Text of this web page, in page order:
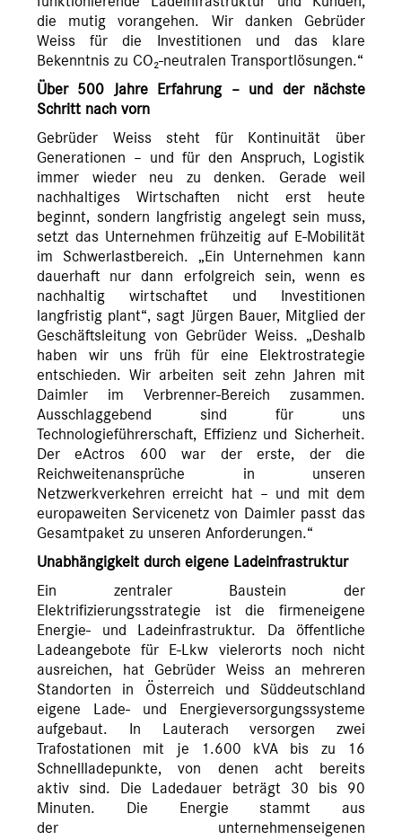
die mutig vorangehen. Wir danken Gebrüder
Weiss für die Investitionen und das klare
Bekenntnis zu CO₂-neutralen Transportlösungen.“
Über 500 Jahre Erfahrung – und der nächste
Schritt nach vorn
Gebrüder Weiss steht für Kontinuität über
Generationen – und für den Anspruch, Logistik
immer wieder neu zu denken. Gerade weil
nachhaltiges Wirtschaften nicht erst heute
beginnt, sondern langfristig angelegt sein muss,
setzt das Unternehmen frühzeitig auf E-Mobilität
im Schwerlastbereich. „Ein Unternehmen kann
dauerhaft nur dann erfolgreich sein, wenn es
nachhaltig wirtschaftet und Investitionen
langfristig plant“, sagt Jürgen Bauer, Mitglied der
Geschäftsleitung von Gebrüder Weiss. „Deshalb
haben wir uns früh für eine Elektrostrategie
entschieden. Wir arbeiten seit zehn Jahren mit
Daimler im Verbrenner-Bereich zusammen.
Ausschlaggebend sind für uns
Technologieführerschaft, Effizienz und Sicherheit.
Der eActros 600 war der erste, der die
Reichweitenansprüche in unseren
Netzwerkverkehren erreicht hat – und mit dem
europaweiten Servicenetz von Daimler passt das
Gesamtpaket zu unseren Anforderungen.“
Unabhängigkeit durch eigene Ladeinfrastruktur
Ein zentraler Baustein der
Elektrifizierungsstrategie ist die firmeneigene
Energie- und Ladeinfrastruktur. Da öffentliche
Ladeangebote für E-Lkw vielerorts noch nicht
ausreichen, hat Gebrüder Weiss an mehreren
Standorten in Österreich und Süddeutschland
eigene Lade- und Energieversorgungssysteme
aufgebaut. In Lauterach versorgen zwei
Trafostationen mit je 1.600 kVA bis zu 16
Schnellladepunkte, von denen acht bereits
aktiv sind. Die Ladedauer beträgt 30 bis 90
Minuten. Die Energie stammt aus
der unternehmenseigenen